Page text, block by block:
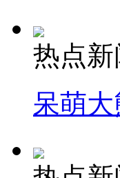
纽约上演“枕头大
热点新
呆萌